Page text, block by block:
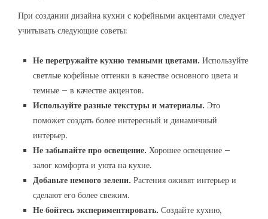
При создании дизайна кухни с кофейными акцентами следует
учитывать следующие советы:
Не перегружайте кухню темными цветами. Используйте
светлые кофейные оттенки в качестве основного цвета и
темные – в качестве акцентов.
Используйте разные текстуры и материалы. Это
поможет создать более интересный и динамичный
интерьер.
Не забывайте про освещение. Хорошее освещение –
залог комфорта и уюта на кухне.
Добавьте немного зелени. Растения оживят интерьер и
сделают его более свежим.
Не бойтесь экспериментировать. Создайте кухню,